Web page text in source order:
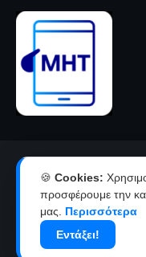
Όροι χρήσης-
Δήλωση
Copyright ©
2026
🍪 Cookies:
προσφέρουμε την
μας. Περισσότερα
Εντάξει!